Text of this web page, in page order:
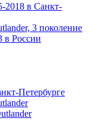
2018 в Санкт-
3 поколение
в России
Петербурге